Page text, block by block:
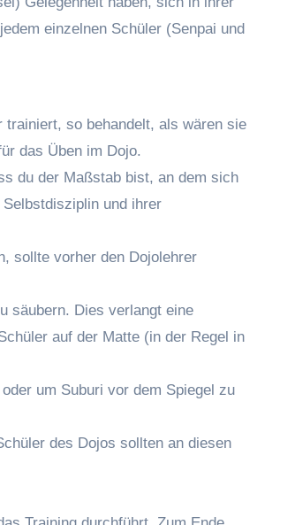
einzelnen Schüler (Senpai und
so behandelt, als wären sie
das Üben im Dojo.
du der Maßstab bist, an dem sich
und ihrer
sollte vorher den Dojolehrer
säubern. Dies verlangt eine
auf der Matte (in der Regel in
um Suburi vor dem Spiegel zu
des Dojos sollten an diesen